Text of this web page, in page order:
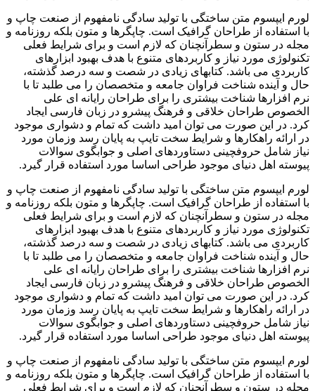
لورم ایپسوم متن ساختگی با تولید سادگی نامفهوم از صنعت چاپ و
با استفاده از طراحان گرافیک است. چاپگرها و متون بلکه روزنامه و
مجله در ستون و سطرآنچنان که لازم است و برای شرایط فعلی
تکنولوژی مورد نیاز و کاربردهای متنوع با هدف بهبود ابزارهای
کاربردی می باشد. کتابهای زیادی در شصت و سه درصد گذشته،
حال و آینده شناخت فراوان جامعه و متخصصان را می طلبد تا با
نرم افزارها شناخت بیشتری را برای طراحان رایانه ای علی
الخصوص طراحان خلاقی و فرهنگ پیشرو در زبان فارسی ایجاد
کرد. در این صورت می توان امید داشت که تمام و دشواری موجود
در ارائه راهکارها و شرایط سخت تایپ به پایان رسد وزمان مورد
نیاز شامل حروفچینی دستاوردهای اصلی و جوابگوی سوالات
پیوسته اهل دنیای موجود طراحی اساسا مورد استفاده قرار گیرد.
لورم ایپسوم متن ساختگی با تولید سادگی نامفهوم از صنعت چاپ و
با استفاده از طراحان گرافیک است. چاپگرها و متون بلکه روزنامه و
مجله در ستون و سطرآنچنان که لازم است و برای شرایط فعلی
تکنولوژی مورد نیاز و کاربردهای متنوع با هدف بهبود ابزارهای
کاربردی می باشد. کتابهای زیادی در شصت و سه درصد گذشته،
حال و آینده شناخت فراوان جامعه و متخصصان را می طلبد تا با
نرم افزارها شناخت بیشتری را برای طراحان رایانه ای علی
الخصوص طراحان خلاقی و فرهنگ پیشرو در زبان فارسی ایجاد
کرد. در این صورت می توان امید داشت که تمام و دشواری موجود
در ارائه راهکارها و شرایط سخت تایپ به پایان رسد وزمان مورد
نیاز شامل حروفچینی دستاوردهای اصلی و جوابگوی سوالات
پیوسته اهل دنیای موجود طراحی اساسا مورد استفاده قرار گیرد.
لورم ایپسوم متن ساختگی با تولید سادگی نامفهوم از صنعت چاپ و
با استفاده از طراحان گرافیک است. چاپگرها و متون بلکه روزنامه و
مجله در ستون و سطرآنچنان که لازم است و برای شرایط فعلی